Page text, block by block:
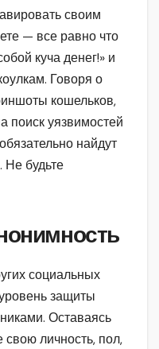
своим
— все равно что
куча денег!» и
Говоря о
кошельков,
поиск уязвимостей
найдут
Не будьте
социальных
защиты
Оставаясь
личность, пол,